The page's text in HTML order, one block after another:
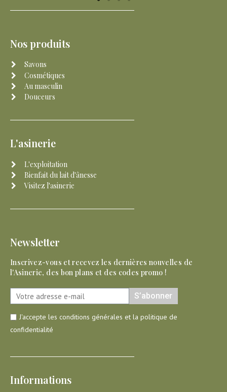
Nos produits
Savons
Cosmétiques
Au masculin
Douceurs
L'asinerie
L'exploitation
Bienfait du lait d'ânesse
Visitez l'asinerie
Newsletter
Inscrivez-vous et recevez les dernières nouvelles de
l'Asinerie, des bon plans et des codes promo !
S’abonner
J'accepte les conditions générales et la politique de
confidentialité
Informations